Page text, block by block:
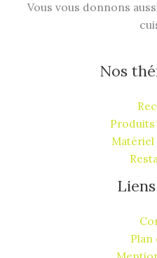
Vous vous donnons
Nos
Matériel
Plan